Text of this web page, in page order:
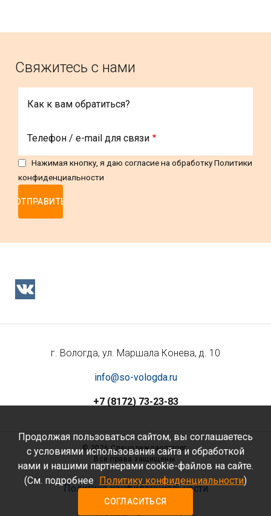
Свяжитесь с нами
Как к вам обратиться?
Телефон / e-mail для связи
Нажимая кнопку, я даю согласие на обработкуПолитики
конфиденциальности
г. Вологда, ул. Маршала Конева, д. 10
info@so-vologda.ru
+7 (8172) 73-23-83
©2026 Спецодеждаоптторг.
Все права защищены.
Политика конфиденциальности
Продолжая пользоваться сайтом, вы соглашаетесь
с условиями использования сайта и обработкой
нами и нашими партнерами cookie-файлов на сайте.
(См. подробнее Политику конфиденциальности)
СОГЛАСИТЬСЯ